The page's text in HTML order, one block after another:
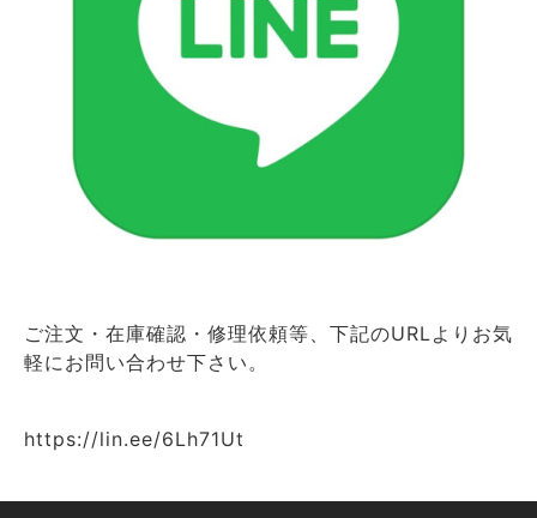
ご注文・在庫確認・修理依頼等、下記のURLよりお気
軽にお問い合わせ下さい。
https://lin.ee/6Lh71Ut